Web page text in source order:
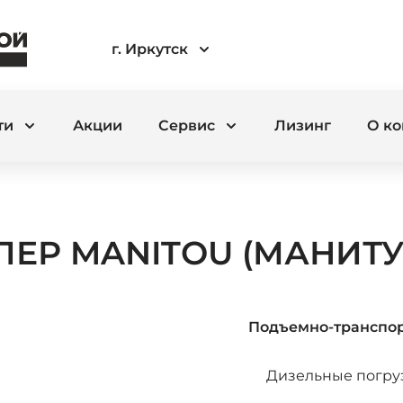
г. Иркутск
Акции Сервис Лизинг О
MANITOU
Подъемно-
Дизельные